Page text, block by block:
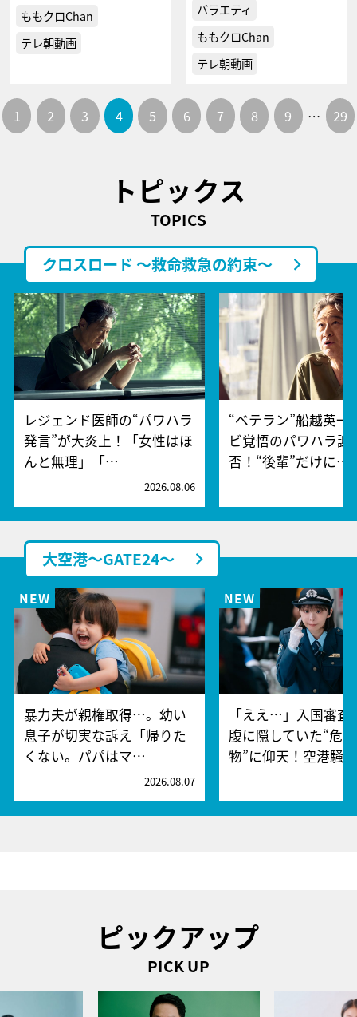
ももクロChan
テレ朝動画
バラエティ
ももクロChan
テレ朝動画
1 2 3 4 5 6 7 8 9 … 29
トピックス
TOPICS
クロスロード ～救命救急の約束～
レジェンド医師の“パワハラ
発言”が大炎上！「女性はほ
んと無理」「…
2026.08.06
“ベテラン”船越英一
ビ覚悟のパワハラ謝
否！“後輩”だけに…
大空港～GATE24～
暴力夫が親権取得…。幼い
息子が切実な訴え「帰りた
くない。パパはマ…
2026.08.07
「ええ…」入国審査
腹に隠していた“危
物”に仰天！空港騒
ピックアップ
PICK UP